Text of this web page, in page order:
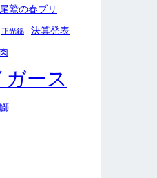
尾鷲の春ブリ
正光錦
決算発表
ース
鰤